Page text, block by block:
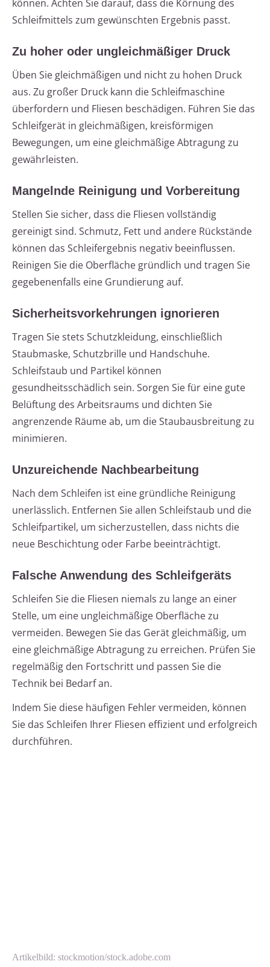
können. Achten Sie darauf, dass die Körnung des
Schleifmittels zum gewünschten Ergebnis passt.
Zu hoher oder ungleichmäßiger Druck
Üben Sie gleichmäßigen und nicht zu hohen Druck
aus. Zu großer Druck kann die Schleifmaschine
überfordern und Fliesen beschädigen. Führen Sie das
Schleifgerät in gleichmäßigen, kreisförmigen
Bewegungen, um eine gleichmäßige Abtragung zu
gewährleisten.
Mangelnde Reinigung und Vorbereitung
Stellen Sie sicher, dass die Fliesen vollständig
gereinigt sind. Schmutz, Fett und andere Rückstände
können das Schleifergebnis negativ beeinflussen.
Reinigen Sie die Oberfläche gründlich und tragen Sie
gegebenenfalls eine Grundierung auf.
Sicherheitsvorkehrungen ignorieren
Tragen Sie stets Schutzkleidung, einschließlich
Staubmaske, Schutzbrille und Handschuhe.
Schleifstaub und Partikel können
gesundheitsschädlich sein. Sorgen Sie für eine gute
Belüftung des Arbeitsraums und dichten Sie
angrenzende Räume ab, um die Staubausbreitung zu
minimieren.
Unzureichende Nachbearbeitung
Nach dem Schleifen ist eine gründliche Reinigung
unerlässlich. Entfernen Sie allen Schleifstaub und die
Schleifpartikel, um sicherzustellen, dass nichts die
neue Beschichtung oder Farbe beeinträchtigt.
Falsche Anwendung des Schleifgeräts
Schleifen Sie die Fliesen niemals zu lange an einer
Stelle, um eine ungleichmäßige Oberfläche zu
vermeiden. Bewegen Sie das Gerät gleichmäßig, um
eine gleichmäßige Abtragung zu erreichen. Prüfen Sie
regelmäßig den Fortschritt und passen Sie die
Technik bei Bedarf an.
Indem Sie diese häufigen Fehler vermeiden, können
Sie das Schleifen Ihrer Fliesen effizient und erfolgreich
durchführen.
Artikelbild: stockmotion/stock.adobe.com